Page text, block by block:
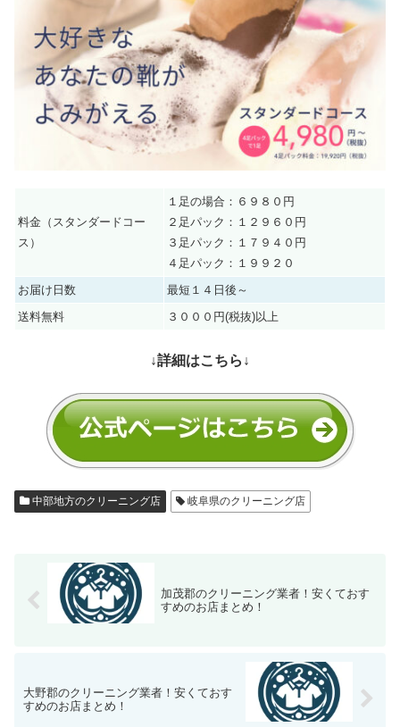
料金（スタンダードコー
ス）
１足の場合：６９８０円
２足パック：１２９６０円
３足パック：１７９４０円
４足パック：１９９２０
お届け日数
最短１４日後～
送料無料
３０００円(税抜)以上
↓詳細はこちら↓
中部地方のクリーニング店 岐阜県のクリーニング店
加茂郡のクリーニング業者！安くておす
すめのお店まとめ！
大野郡のクリーニング業者！安くておす
すめのお店まとめ！